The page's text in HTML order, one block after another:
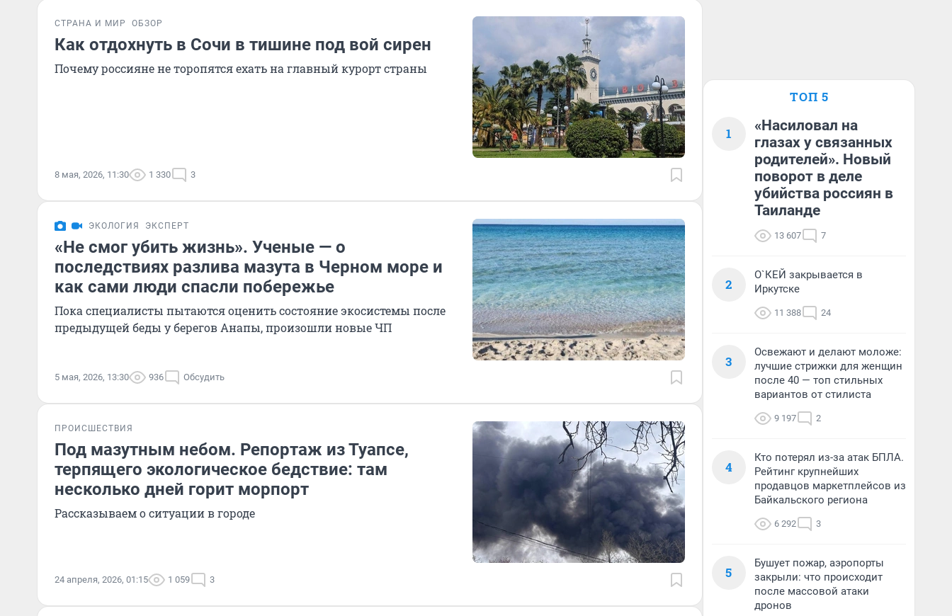
СТРАНА И МИР ОБЗОР
Как отдохнуть в Сочи в тишине под вой сирен
Почему россияне не торопятся ехать на главный курорт страны
8 мая, 2026, 11:30 1 330 3
ЭКОЛОГИЯ ЭКСПЕРТ
«Не смог убить жизнь». Ученые — о
последствиях разлива мазута в Черном море и
как сами люди спасли побережье
Пока специалисты пытаются оценить состояние экосистемы после
предыдущей беды у берегов Анапы, произошли новые ЧП
5 мая, 2026, 13:30 936 Обсудить
ПРОИСШЕСТВИЯ
Под мазутным небом. Репортаж из Туапсе,
терпящего экологическое бедствие: там
несколько дней горит морпорт
Рассказываем о ситуации в городе
24 апреля, 2026, 01:15 1 059 3
ТОП 5
1
«Насиловал на
глазах у связанных
родителей». Новый
поворот в деле
убийства россиян в
Таиланде
13 607 7
2
О`КЕЙ закрывается в
Иркутске
11 388 24
3
Освежают и делают моложе:
лучшие стрижки для женщин
после 40 — топ стильных
вариантов от стилиста
9 197 2
4
Кто потерял из-за атак БПЛА.
Рейтинг крупнейших
продавцов маркетплейсов из
Байкальского региона
6 292 3
5
Бушует пожар, аэропорты
закрыли: что происходит
после массовой атаки
дронов